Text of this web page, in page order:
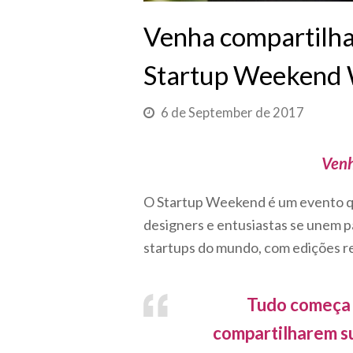
Venha
Startup Weekend
6 de September de 2017
O Startup Weekend é um evento
designers e entusiastas se unem
startups do mundo, com edições
Tudo
compartilharem